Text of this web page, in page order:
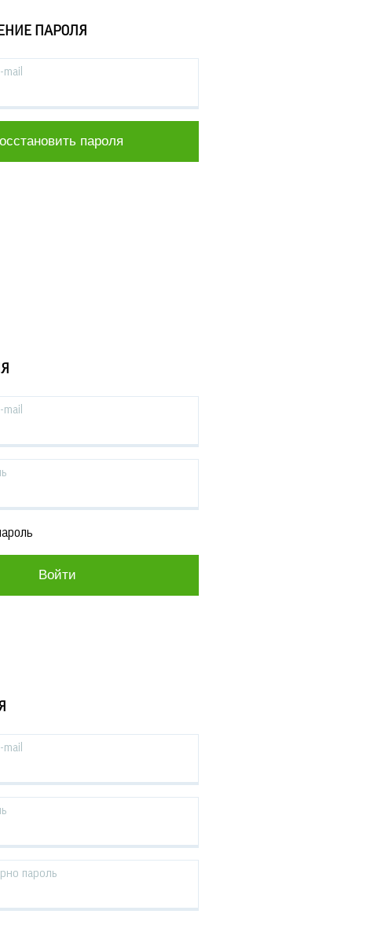
ПАРОЛЯ
пароль